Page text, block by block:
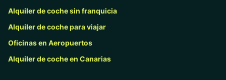
Alquiler de coche sin franquicia
Alquiler de coche para viajar
Oficinas en Aeropuertos
Alquiler de coche en Canarias